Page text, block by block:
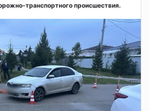
транспортного происшествия.